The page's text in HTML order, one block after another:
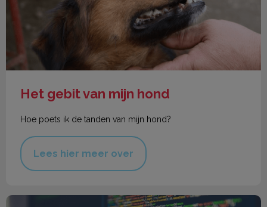
Het gebit van mijn hond
Hoe poets ik de tanden van mijn hond?
Lees hier meer over
De chipregistratie en de AVG